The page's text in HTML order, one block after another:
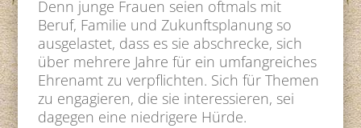
Denn junge Frauen seien oftmals mit
Beruf, Familie und Zukunftsplanung so
ausgelastet, dass es sie abschrecke, sich
über mehrere Jahre für ein umfangreiches
Ehrenamt zu verpflichten. Sich für Themen
zu engagieren, die sie interessieren, sei
dagegen eine niedrigere Hürde.